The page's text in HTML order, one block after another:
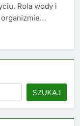
Rola wody i
SZUKAJ